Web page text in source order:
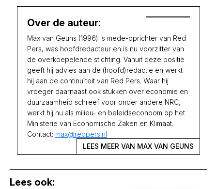
Over de auteur:
Max van Geuns (1996) is mede-oprichter van Red
Pers, was hoofdredacteur en is nu voorzitter van
de overkoepelende stichting. Vanuit deze positie
geeft hij advies aan de (hoofd)redactie en werkt
hij aan de continuïteit van Red Pers. Waar hij
vroeger daarnaast ook stukken over economie en
duurzaamheid schreef voor onder andere NRC,
werkt hij nu als milieu- en beleidseconoom op het
Ministerie van Economische Zaken en Klimaat.
Contact: max@redpers.nl
LEES MEER VAN MAX VAN GEUNS
Lees ook: